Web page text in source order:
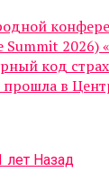
Summit 2026)
код
прошла в
лет Назад